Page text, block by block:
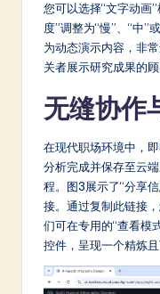
您可以选择“文字动画
度”调整为“慢”、“中”
为动态演示内容，非
关者展示研究成果的顾
无缝协作
在现代职场环境中，
分析完成并保存至云
程。图3展示了“分享
接。通过复制此链接
们可在专用的“查看模
控件，呈现一个精炼